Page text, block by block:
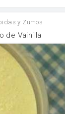
y Zumos
de Vainilla